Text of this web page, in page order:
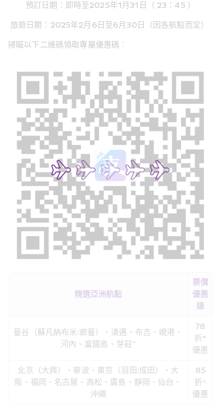
預訂日期：即時至2025年1月31日（ 23：45 ）
旅遊日期：2025年2月6日至6月30日（因各航點而定）
掃瞄以下二維碼領取專屬優惠碼︰
精選亞洲航點
票價
優惠
達
曼谷（蘇凡納布米/廊曼）、清邁、布吉、峴港、
河內、富國島、芽莊”
78
折*
優惠
北京（大興）、寧波、東京（羽田/成田）、大
阪、福岡、名古屋、高松、廣島、靜岡、仙台、
沖繩
85
折^
優惠